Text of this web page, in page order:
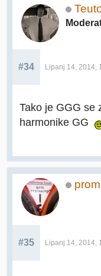
#34 Lipanj 14, 2014,
Tako je GGG se
harmonike GG
#35 Lipanj 14, 2014,